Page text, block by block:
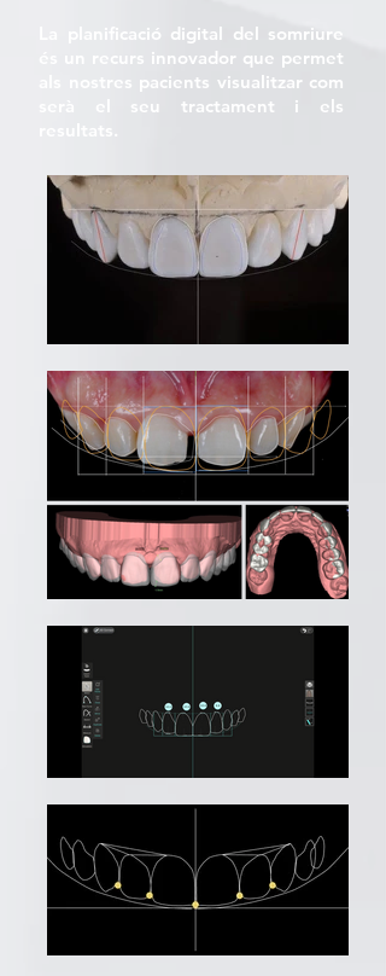
​La planificació digital del somriure
és un recurs innovador que permet
als nostres pacients visualitzar com
serà el seu tractament i els
resultats.